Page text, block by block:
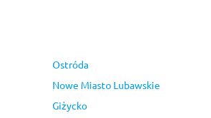
Ostróda
Nowe Miasto Lubawskie
Giżycko